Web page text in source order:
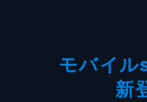
モバイ
新